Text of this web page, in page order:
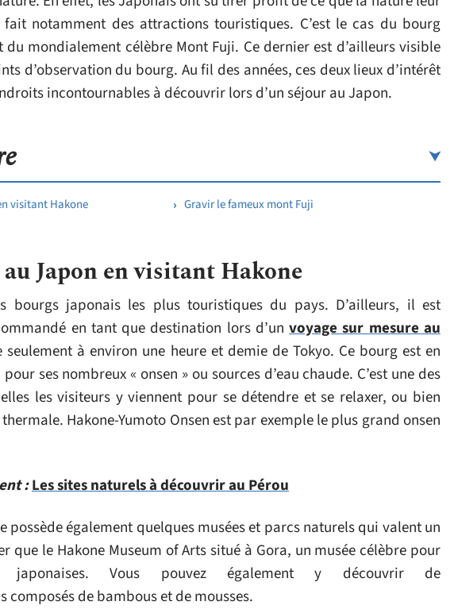
notamment des attractions touristiques. C’est le cas du bourg
du mondialement célèbre Mont Fuji. Ce dernier est d’ailleurs visible
d’observation du bourg. Au fil des années, ces deux lieux d’intérêt
incontournables à découvrir lors d’un séjour au Japon.
visitant Hakone Gravir le fameux mont Fuji
Japon en visitant Hakone
bourgs japonais les plus touristiques du pays. D’ailleurs, il est
en tant que destination lors d’unvoyage sur mesure au
seulement à environ une heure et demie de Tokyo. Ce bourg est en
ses nombreux « onsen » ou sources d’eau chaude. C’est une des
les visiteurs y viennent pour se détendre et se relaxer, ou bien
Hakone-Yumoto Onsen est par exemple le plus grand onsen
:Les sites naturels à découvrir au Pérou
possède également quelques musées et parcs naturels qui valent un
que le Hakone Museum of Arts situé à Gora, un musée célèbre pour
japonaises. Vous pouvez également y découvrir de
de bambous et de mousses.